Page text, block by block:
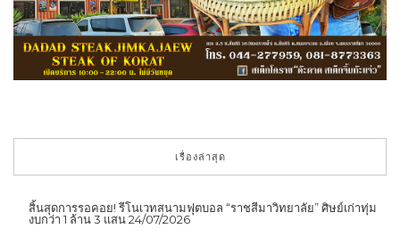
เรื่องล่าสุด
สิ้นสุดการรอคอย! รีโนเวทสนามฟุตบอล “ราชสีมาวิทยาลัย” ศิษย์เก่าทุ่ม
งบกว่า 1 ล้าน 3 แสน 24/07/2026